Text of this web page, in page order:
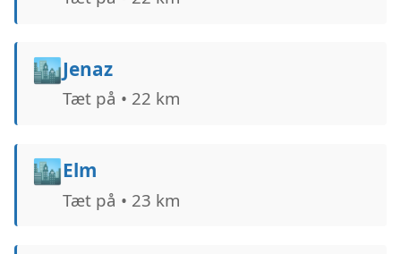
🏙️Jenaz
Tæt på • 22 km
🏙️Elm
Tæt på • 23 km